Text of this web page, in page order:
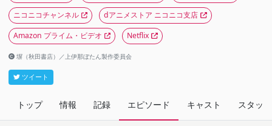
ニコニコチャンネル
dアニメストア ニコニコ支店
Amazon プライム・ビデオ
Netflix
塀（秋田書店）／上伊那ぼたん製作委員会
ツイート
トップ 情報 記録 エピソード キャスト スタッフ